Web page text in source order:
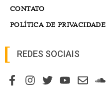
CONTATO
POLÍTICA DE PRIVACIDADE
REDES SOCIAIS